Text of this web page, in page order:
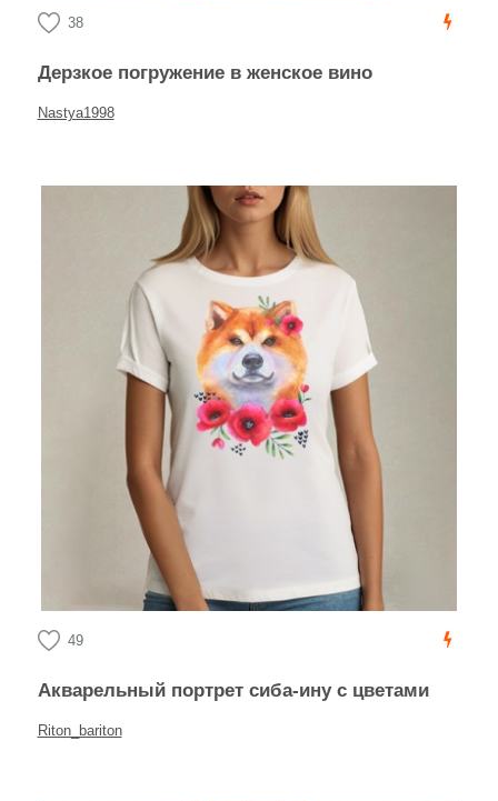
38
Дерзкое погружение в женское вино
Nastya1998
49
Акварельный портрет сиба-ину с цветами
Riton_bariton